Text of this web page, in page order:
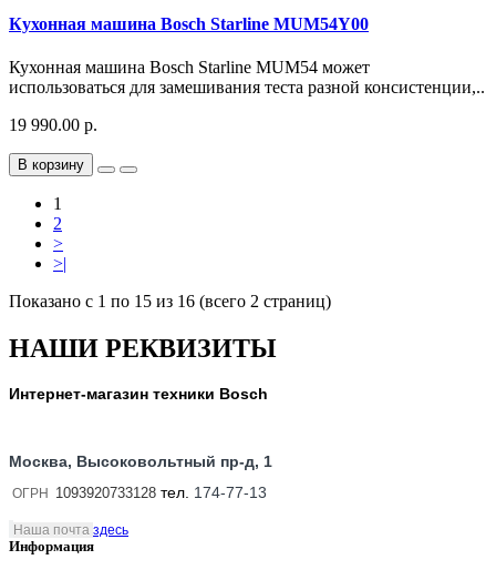
Кухонная машина Bosch Starline MUM54Y00
Кухонная машина Bosch Starline MUM54 может
использоваться для замешивания теста разной консистенции,..
19 990.00 р.
В корзину
1
2
>
>|
Показано с 1 по 15 из 16 (всего 2 страниц)
НАШИ РЕКВИЗИТЫ
Интернет-магазин техники Bosch
Москва, Высоковольтный пр-д, 1
ОГРН 1093920733128 тел. 174-77-13
Наша почта здесь
Информация